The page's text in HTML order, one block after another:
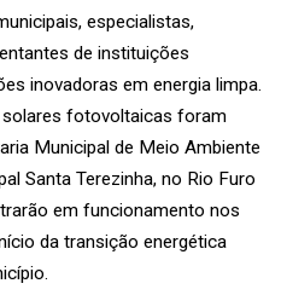
especialistas,
de instituições
inovadoras em energia limpa.
solares fotovoltaicas foram
Municipal de Meio Ambiente
Santa Terezinha, no Rio Furo
em funcionamento nos
da transição energética